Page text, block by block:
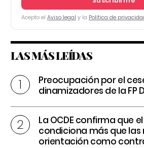
Acepto el Aviso legal y la Política de
LAS MÁS LEÍDAS
Preocupación por el
dinamizadores de la FP
La OCDE confirma que
condiciona más que las
orientación como